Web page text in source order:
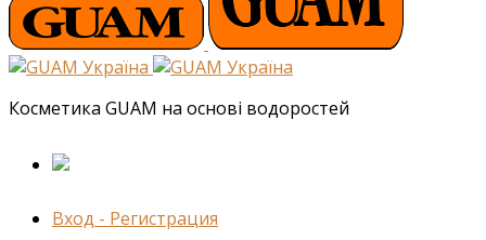
Косметика GUAM на основі водоростей
Вход - Регистрация